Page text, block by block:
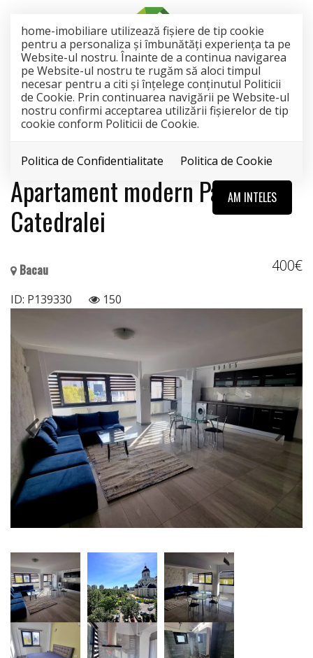
home-imobiliare utilizează fişiere de tip cookie
pentru a personaliza și îmbunătăți experiența ta pe
Website-ul nostru. Înainte de a continua navigarea
pe Website-ul nostru te rugăm să aloci timpul
necesar pentru a citi și înțelege conținutul Politicii
de Cookie. Prin continuarea navigării pe Website-ul
nostru confirmi acceptarea utilizării fişierelor de tip
cookie conform Politicii de Cookie.
Politica de Confidentialitate Politica de Cookie
AM INTELES
Apartament modern Parcul
Catedralei
Bacau 400€
ID: P139330 150